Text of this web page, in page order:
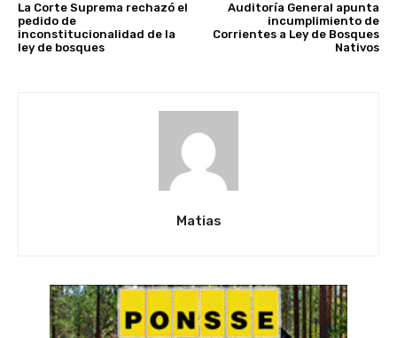
La Corte Suprema rechazó el
pedido de
inconstitucionalidad de la
ley de bosques
Auditoría General apunta
incumplimiento de
Corrientes a Ley de Bosques
Nativos
Matias